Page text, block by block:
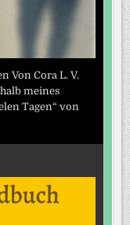
Von Cora L. V.
meines
Tagen“ von